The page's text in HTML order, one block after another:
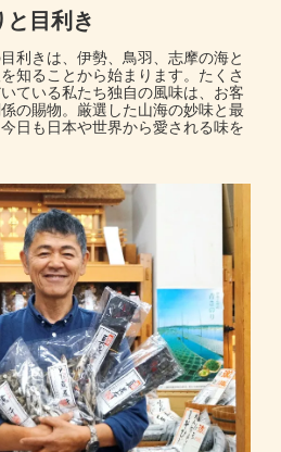
目利き
利きは、伊勢、鳥羽、志摩の海と
知ることから始まります。たくさ
ている私たち独自の風味は、お客
の賜物。厳選した山海の妙味と最
日も日本や世界から愛される味を